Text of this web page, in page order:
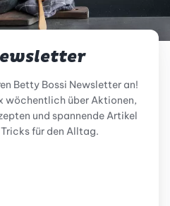
Betty Bossi Newsletter an!
wöchentlich über Aktionen,
und spannende Artikel
für den Alltag.